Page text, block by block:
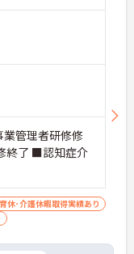
管理者研修修
終了 ■認知症介
休･介護休暇取得実績あり